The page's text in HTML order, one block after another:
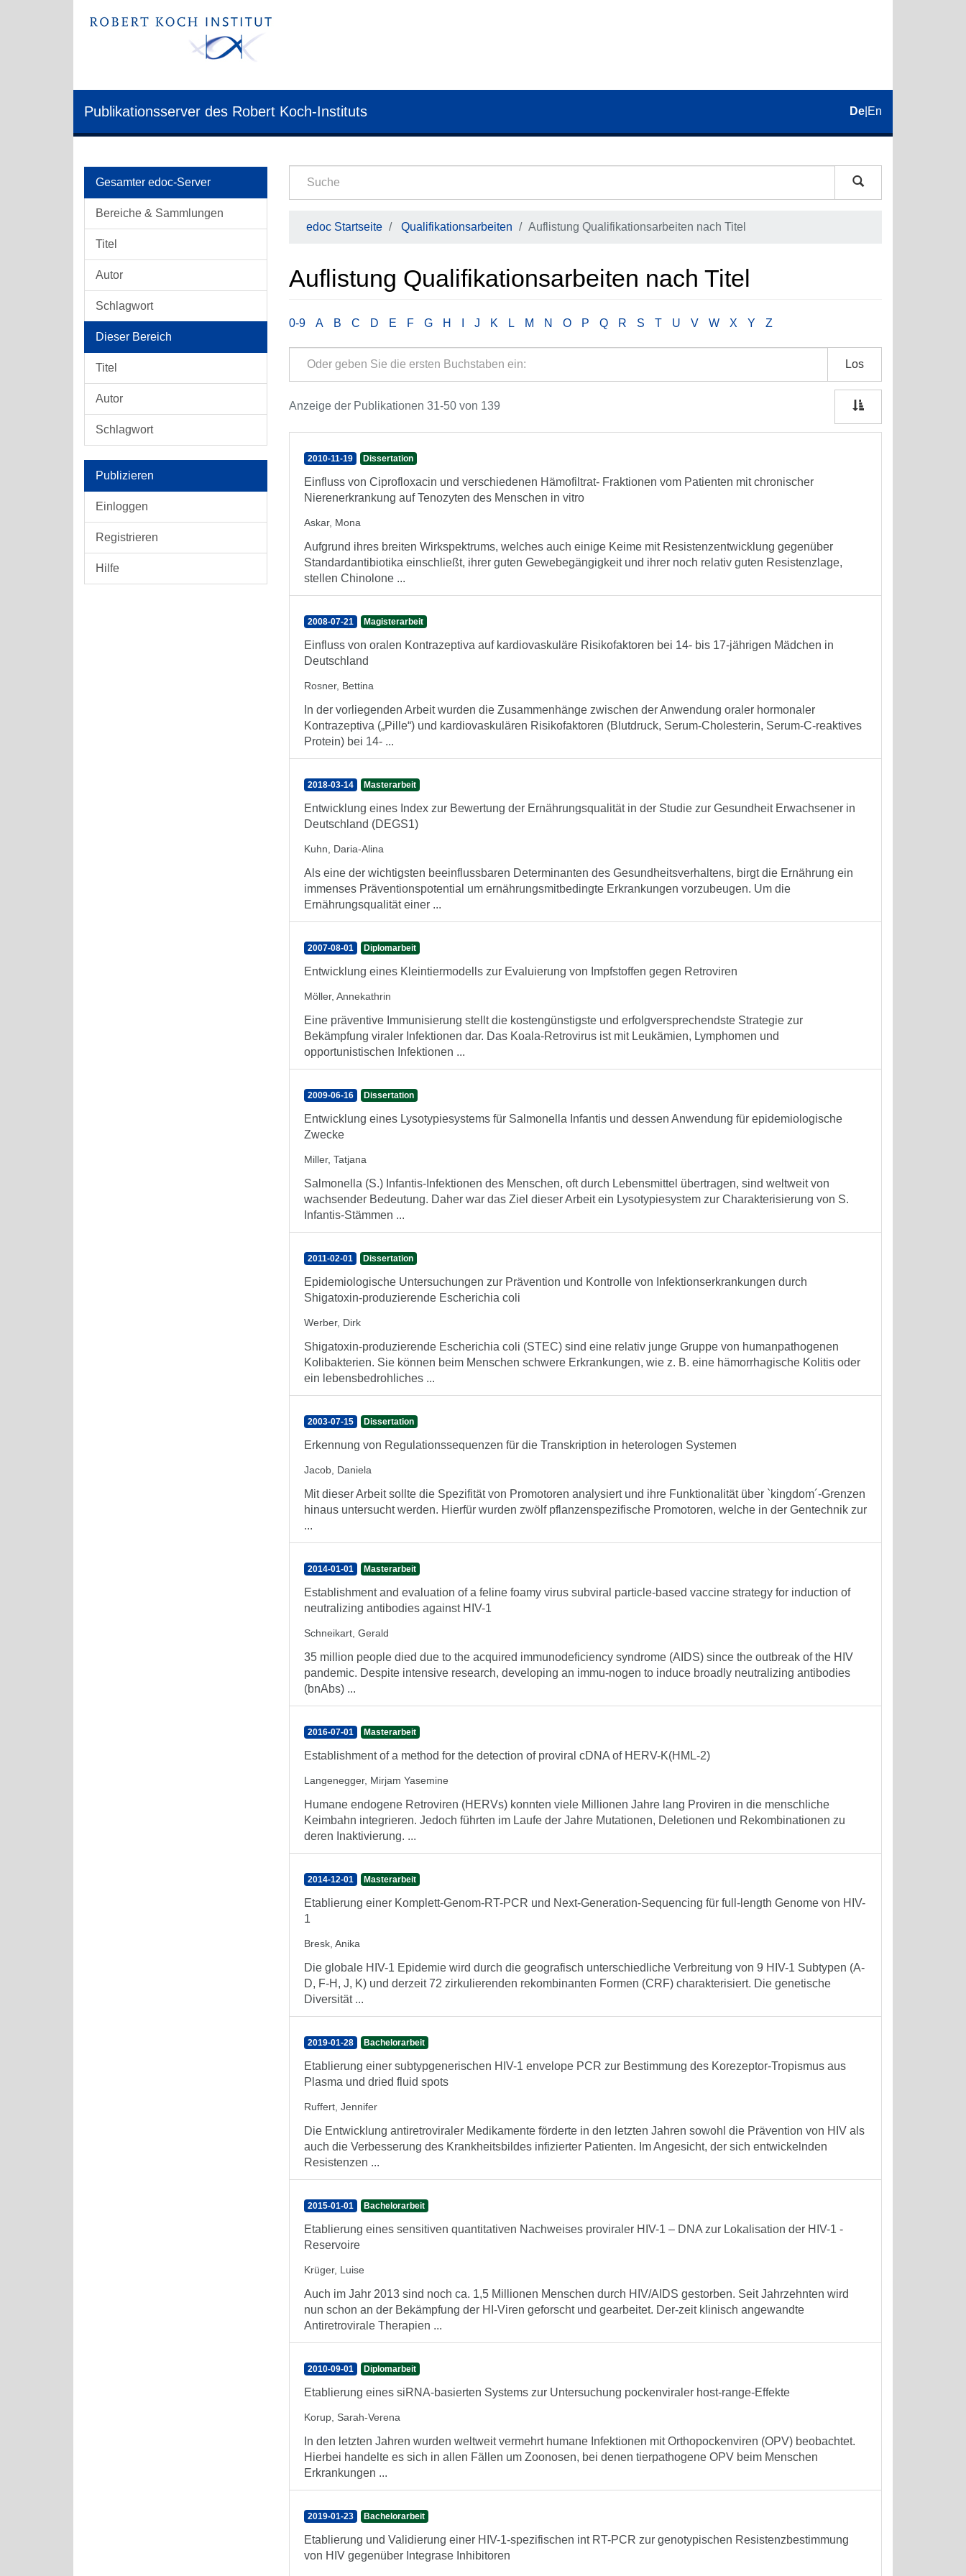
Publikationsserver des Robert Koch-Instituts De En
Gesamter edoc-Server
Bereiche & Sammlungen
Titel
Autor
Schlagwort
Dieser Bereich
Titel
Autor
Schlagwort
Publizieren
Einloggen
Registrieren
Hilfe
edoc Startseite Qualifikationsarbeiten Auflistung Qualifikationsarbeiten nach Titel
Auflistung Qualifikationsarbeiten nach Titel
0-9 A B C D E F G H J K L M N O P Q R S T U V W X Y Z
Los
Anzeige der Publikationen 31-50 von 139
2010-11-19 Dissertation
Einfluss von Ciprofloxacin und verschiedenen Hämofiltrat- Fraktionen vom Patienten mit chronischer
Nierenerkrankung auf Tenozyten des Menschen in vitro
Askar, Mona
Aufgrund ihres breiten Wirkspektrums, welches auch einige Keime mit Resistenzentwicklung gegenüber
Standardantibiotika einschließt, ihrer guten Gewebegängigkeit und ihrer noch relativ guten Resistenzlage,
stellen Chinolone ...
2008-07-21 Magisterarbeit
Einfluss von oralen Kontrazeptiva auf kardiovaskuläre Risikofaktoren bei 14- bis 17-jährigen Mädchen in
Deutschland
Rosner, Bettina
In der vorliegenden Arbeit wurden die Zusammenhänge zwischen der Anwendung oraler hormonaler
Kontrazeptiva („Pille“) und kardiovaskulären Risikofaktoren (Blutdruck, Serum-Cholesterin, Serum-C-reaktives
Protein) bei 14- ...
2018-03-14 Masterarbeit
Entwicklung eines Index zur Bewertung der Ernährungsqualität in der Studie zur Gesundheit Erwachsener in
Deutschland (DEGS1)
Kuhn, Daria-Alina
Als eine der wichtigsten beeinflussbaren Determinanten des Gesundheitsverhaltens, birgt die Ernährung ein
immenses Präventionspotential um ernährungsmitbedingte Erkrankungen vorzubeugen. Um die
Ernährungsqualität einer ...
2007-08-01 Diplomarbeit
Entwicklung eines Kleintiermodells zur Evaluierung von Impfstoffen gegen Retroviren
Möller, Annekathrin
Eine präventive Immunisierung stellt die kostengünstigste und erfolgversprechendste Strategie zur
Bekämpfung viraler Infektionen dar. Das Koala-Retrovirus ist mit Leukämien, Lymphomen und
opportunistischen Infektionen ...
2009-06-16 Dissertation
Entwicklung eines Lysotypiesystems für Salmonella Infantis und dessen Anwendung für epidemiologische
Zwecke
Miller, Tatjana
Salmonella (S.) Infantis-Infektionen des Menschen, oft durch Lebensmittel übertragen, sind weltweit von
wachsender Bedeutung. Daher war das Ziel dieser Arbeit ein Lysotypiesystem zur Charakterisierung von S.
Infantis-Stämmen ...
2011-02-01 Dissertation
Epidemiologische Untersuchungen zur Prävention und Kontrolle von Infektionserkrankungen durch
Shigatoxin-produzierende Escherichia coli
Werber, Dirk
Shigatoxin-produzierende Escherichia coli (STEC) sind eine relativ junge Gruppe von humanpathogenen
Kolibakterien. Sie können beim Menschen schwere Erkrankungen, wie z. B. eine hämorrhagische Kolitis oder
ein lebensbedrohliches ...
2003-07-15 Dissertation
Erkennung von Regulationssequenzen für die Transkription in heterologen Systemen
Jacob, Daniela
Mit dieser Arbeit sollte die Spezifität von Promotoren analysiert und ihre Funktionalität über `kingdom´-Grenzen
hinaus untersucht werden. Hierfür wurden zwölf pflanzenspezifische Promotoren, welche in der Gentechnik zur
...
2014-01-01 Masterarbeit
Establishment and evaluation of a feline foamy virus subviral particle-based vaccine strategy for induction of
neutralizing antibodies against HIV-1
Schneikart, Gerald
35 million people died due to the acquired immunodeficiency syndrome (AIDS) since the outbreak of the HIV
pandemic. Despite intensive research, developing an immu-nogen to induce broadly neutralizing antibodies
(bnAbs) ...
2016-07-01 Masterarbeit
Establishment of a method for the detection of proviral cDNA of HERV-K(HML-2)
Langenegger, Mirjam Yasemine
Humane endogene Retroviren (HERVs) konnten viele Millionen Jahre lang Proviren in die menschliche
Keimbahn integrieren. Jedoch führten im Laufe der Jahre Mutationen, Deletionen und Rekombinationen zu
deren Inaktivierung. ...
2014-12-01 Masterarbeit
Etablierung einer Komplett-Genom-RT-PCR und Next-Generation-Sequencing für full-length Genome von HIV-
1
Bresk, Anika
Die globale HIV-1 Epidemie wird durch die geografisch unterschiedliche Verbreitung von 9 HIV-1 Subtypen (A-
D, F-H, J, K) und derzeit 72 zirkulierenden rekombinanten Formen (CRF) charakterisiert. Die genetische
Diversität ...
2019-01-28 Bachelorarbeit
Etablierung einer subtypgenerischen HIV-1 envelope PCR zur Bestimmung des Korezeptor-Tropismus aus
Plasma und dried fluid spots
Ruffert, Jennifer
Die Entwicklung antiretroviraler Medikamente förderte in den letzten Jahren sowohl die Prävention von HIV als
auch die Verbesserung des Krankheitsbildes infizierter Patienten. Im Angesicht, der sich entwickelnden
Resistenzen ...
2015-01-01 Bachelorarbeit
Etablierung eines sensitiven quantitativen Nachweises proviraler HIV-1 – DNA zur Lokalisation der HIV-1 -
Reservoire
Krüger, Luise
Auch im Jahr 2013 sind noch ca. 1,5 Millionen Menschen durch HIV/AIDS gestorben. Seit Jahrzehnten wird
nun schon an der Bekämpfung der HI-Viren geforscht und gearbeitet. Der-zeit klinisch angewandte
Antiretrovirale Therapien ...
2010-09-01 Diplomarbeit
Etablierung eines siRNA-basierten Systems zur Untersuchung pockenviraler host-range-Effekte
Korup, Sarah-Verena
In den letzten Jahren wurden weltweit vermehrt humane Infektionen mit Orthopockenviren (OPV) beobachtet.
Hierbei handelte es sich in allen Fällen um Zoonosen, bei denen tierpathogene OPV beim Menschen
Erkrankungen ...
2019-01-23 Bachelorarbeit
Etablierung und Validierung einer HIV-1-spezifischen int RT-PCR zur genotypischen Resistenzbestimmung
von HIV gegenüber Integrase Inhibitoren